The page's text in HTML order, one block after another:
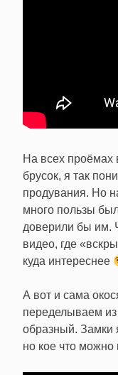
На всех проёмах
брусок, я так
продувания. Но
много пользы
доверили бы им.
видео, где
куда интереснее
А вот и сама
переделываем
образный. Замки
но кое что можно